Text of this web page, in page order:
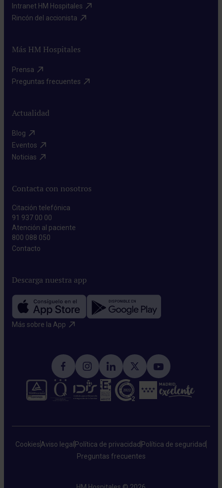
Intranet HM Hospitales​
Rincón del accionista​
Más HM Hospitales
Prensa​
Preguntas frecuentes​
Actualidad
Blog​
Eventos​
Noticias​
Contacta con nosotros
Citación telefónica
91 937 00 00
Atención al paciente
800 088 050
Contacto​
Descarga nuestra app
Más sobre la App​
CookiesAviso legal Política de privacidad Política de seguridad
Preguntas frecuentes